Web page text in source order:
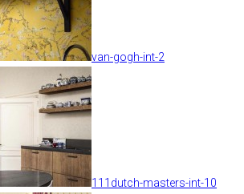
van-gogh-int-2
111dutch-masters-int-10